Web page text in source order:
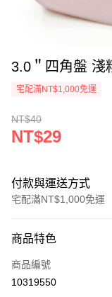
3.0＂四角盤 淺
宅配滿NT$1,000免運
NT$40
NT$29
付款與運送方式
宅配滿NT$1,000免運
信用卡一次付款
LINE Pay
商品特色
商品編號
10319550